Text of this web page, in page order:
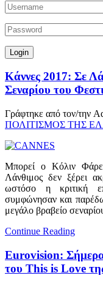
Κάννες 2017: Σε
Σεναρίου του
Γράφτηκε από τον/την
ΠΟΛΙΤΙΣΜΟΣ ΤΗΣ
Μπορεί ο Κόλιν
Λάνθιμος δεν ξέρει
ωστόσο η κριτική
συμφώνησαν και
μεγάλο βραβείο
Continue Reading
Eurovision:
του This is Love